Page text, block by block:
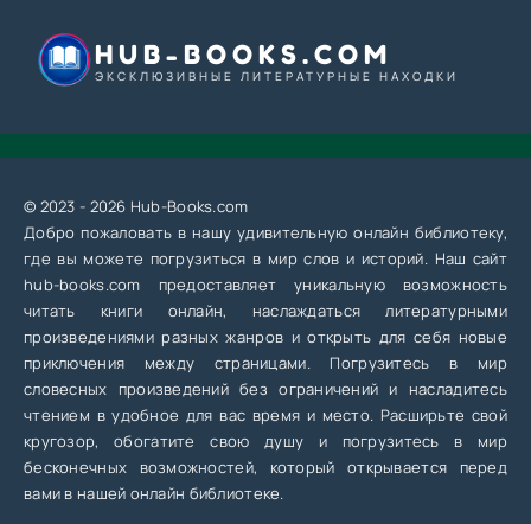
HUB-BOOKS.COM
ЭКСКЛЮЗИВНЫЕ ЛИТЕРАТУРНЫЕ НАХОДКИ
© 2023 - 2026 Hub-Books.com
Добро пожаловать в нашу удивительную онлайн библиотеку,
где вы можете погрузиться в мир слов и историй. Наш сайт
hub-books.com предоставляет уникальную возможность
читать книги онлайн, наслаждаться литературными
произведениями разных жанров и открыть для себя новые
приключения между страницами. Погрузитесь в мир
словесных произведений без ограничений и насладитесь
чтением в удобное для вас время и место. Расширьте свой
кругозор, обогатите свою душу и погрузитесь в мир
бесконечных возможностей, который открывается перед
вами в нашей онлайн библиотеке.